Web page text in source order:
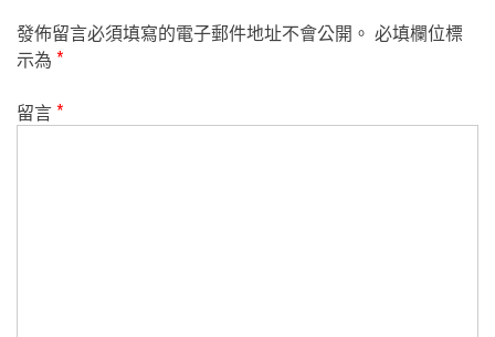
發佈留言必須填寫的電子郵件地址不會公開。 必填欄位標
示為 *
留言*